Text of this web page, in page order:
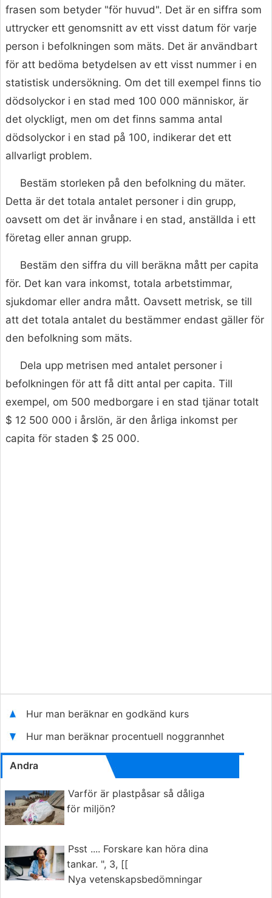
frasen som betyder "för huvud". Det är en siffra som
uttrycker ett genomsnitt av ett visst datum för varje
person i befolkningen som mäts. Det är användbart
för att bedöma betydelsen av ett visst nummer i en
statistisk undersökning. Om det till exempel finns tio
dödsolyckor i en stad med 100 000 människor, är
det olyckligt, men om det finns samma antal
dödsolyckor i en stad på 100, indikerar det ett
allvarligt problem.
Bestäm storleken på den befolkning du mäter.
Detta är det totala antalet personer i din grupp,
oavsett om det är invånare i en stad, anställda i ett
företag eller annan grupp.
Bestäm den siffra du vill beräkna mått per capita
för. Det kan vara inkomst, totala arbetstimmar,
sjukdomar eller andra mått. Oavsett metrisk, se till
att det totala antalet du bestämmer endast gäller för
den befolkning som mäts.
Dela upp metrisen med antalet personer i
befolkningen för att få ditt antal per capita. Till
exempel, om 500 medborgare i en stad tjänar totalt
$ 12 500 000 i årslön, är den årliga inkomst per
capita för staden $ 25 000.
Hur man beräknar en godkänd kurs
Hur man beräknar procentuell noggrannhet
Andra
Varför är plastpåsar så dåliga
för miljön?
Psst .... Forskare kan höra dina
tankar. ", 3, [[
Nya vetenskapsbedömningar